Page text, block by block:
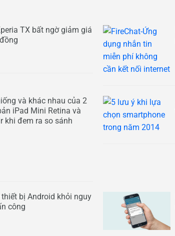
TX bất ngờ giảm giá
và khác nhau của 2
iPad Mini Retina và
khi đem ra so sánh
thiết bị Android khỏi nguy
công